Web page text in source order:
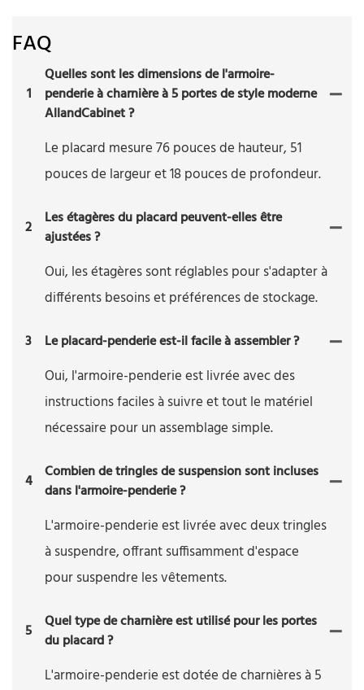
FAQ
1
Quelles sont les dimensions de l'armoire-
penderie à charnière à 5 portes de style moderne
AllandCabinet ?
Le placard mesure 76 pouces de hauteur, 51
pouces de largeur et 18 pouces de profondeur.
2
Les étagères du placard peuvent-elles être
ajustées ?
Oui, les étagères sont réglables pour s'adapter à
différents besoins et préférences de stockage.
3 Le placard-penderie est-il facile à assembler ?
Oui, l'armoire-penderie est livrée avec des
instructions faciles à suivre et tout le matériel
nécessaire pour un assemblage simple.
4 Combien de tringles de suspension sont incluses
dans l'armoire-penderie ?
L'armoire-penderie est livrée avec deux tringles
à suspendre, offrant suffisamment d'espace
pour suspendre les vêtements.
5
Quel type de charnière est utilisé pour les portes
du placard ?
L'armoire-penderie est dotée de charnières à 5